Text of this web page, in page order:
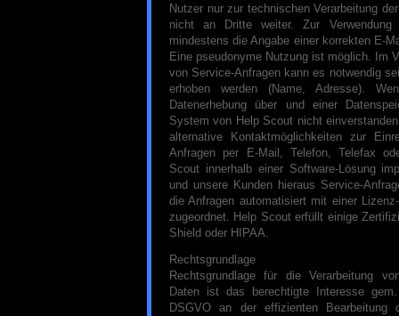
Nutzer nur zur technischen Verarbeitung
nicht an Dritte weiter. Zur
mindestens die Angabe einer korrekten E-
Eine pseudonyme Nutzung ist möglich. Im
von Service-Anfragen kann es notwendig
erhoben werden (Name, Adresse).
Datenerhebung über und einer
System von Help Scout nicht
alternative Kontaktmöglichkeiten zur
Anfragen per E-Mail, Telefon, Telefax
Scout innerhalb einer Software-Lösung
und unsere Kunden hieraus Service-
die Anfragen automatisiert mit einer
zugeordnet. Help Scout erfüllt einige
Shield oder HIPAA.
Rechtsgrundlage
Rechtsgrundlage für die Verarbeitung
Daten ist das berechtigte Interesse
DSGVO an der effizienten Bearbeitung